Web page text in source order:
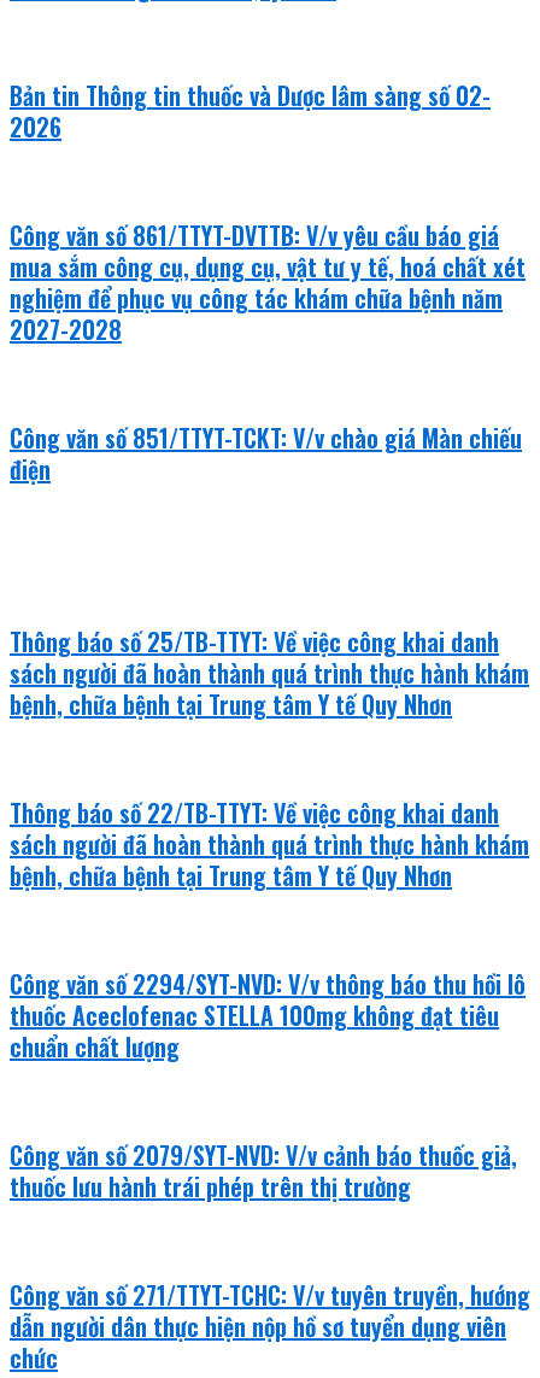
Bản tin Thông tin thuốc và Dược lâm sàng số 02-
2026
Công văn số 861/TTYT-DVTTB: V/v yêu cầu báo giá
mua sắm công cụ, dụng cụ, vật tư y tế, hoá chất xét
nghiệm để phục vụ công tác khám chữa bệnh năm
2027-2028
Công văn số 851/TTYT-TCKT: V/v chào giá Màn chiếu
điện
Thông báo số 25/TB-TTYT: Về việc công khai danh
sách người đã hoàn thành quá trình thực hành khám
bệnh, chữa bệnh tại Trung tâm Y tế Quy Nhơn
Thông báo số 22/TB-TTYT: Về việc công khai danh
sách người đã hoàn thành quá trình thực hành khám
bệnh, chữa bệnh tại Trung tâm Y tế Quy Nhơn
Công văn số 2294/SYT-NVD: V/v thông báo thu hồi lô
thuốc Aceclofenac STELLA 100mg không đạt tiêu
chuẩn chất lượng
Công văn số 2079/SYT-NVD: V/v cảnh báo thuốc giả,
thuốc lưu hành trái phép trên thị trường
Công văn số 271/TTYT-TCHC: V/v tuyên truyền, hướng
dẫn người dân thực hiện nộp hồ sơ tuyển dụng viên
chức